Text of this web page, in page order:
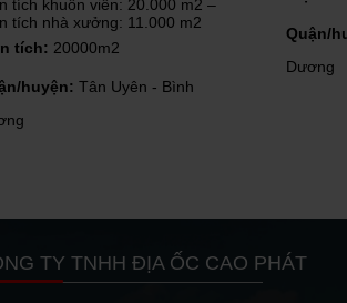
09/11/2022
chính sách ưu đãi
Quận/huyện: Thuận An - Bình
TY TNHH ĐỊA ỐC CAO PHÁT